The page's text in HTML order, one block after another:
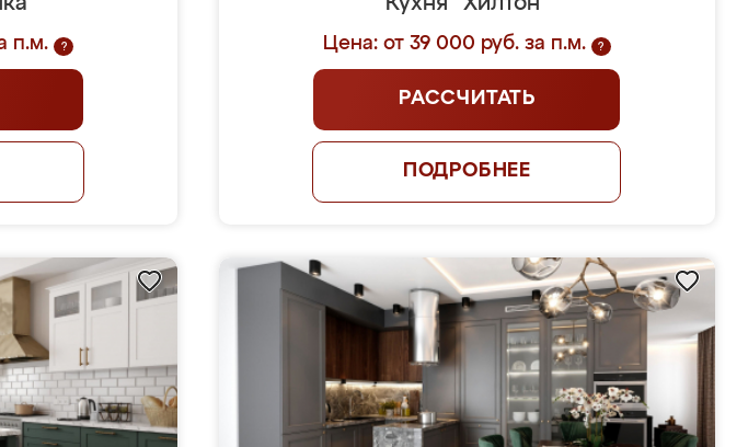
п.м. ? Цена: от 39 000 руб. за п.м. ?
РАССЧИТАТЬ
ПОДРОБНЕЕ